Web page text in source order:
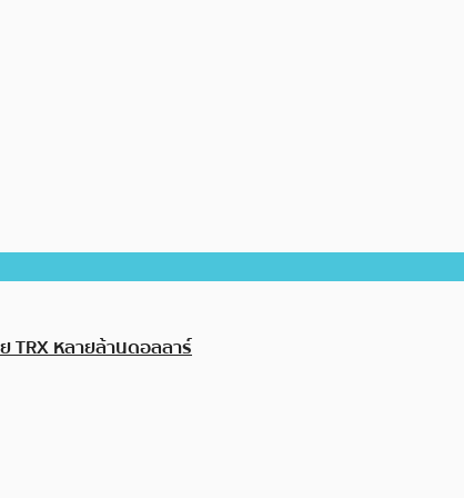
TRX หลายล้านดอลลาร์